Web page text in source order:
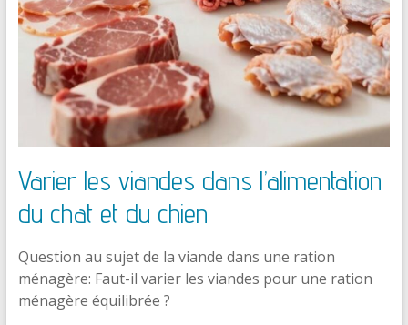
Varier les viandes dans l’alimentation
du chat et du chien
Question au sujet de la viande dans une ration
ménagère: Faut-il varier les viandes pour une ration
ménagère équilibrée ?